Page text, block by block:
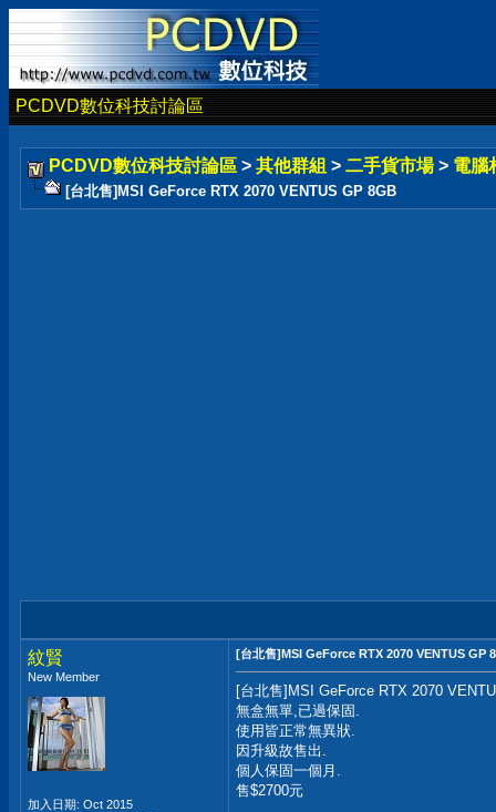
PCDVD數位科技討論區
PCDVD數位科技討論區 > 其他群組 > 二手貨市場 > 電腦
[台北售]MSI GeForce RTX 2070 VENTUS GP 8GB
紋賢
New Member
加入日期: Oct 2015
[台北售]MSI GeForce RTX 2070 VENTUS GP
[台北售]MSI GeForce RTX 2070
無盒無單,已過保固.
使用皆正常無異狀.
因升級故售出.
個人保固一個月.
售$2700元